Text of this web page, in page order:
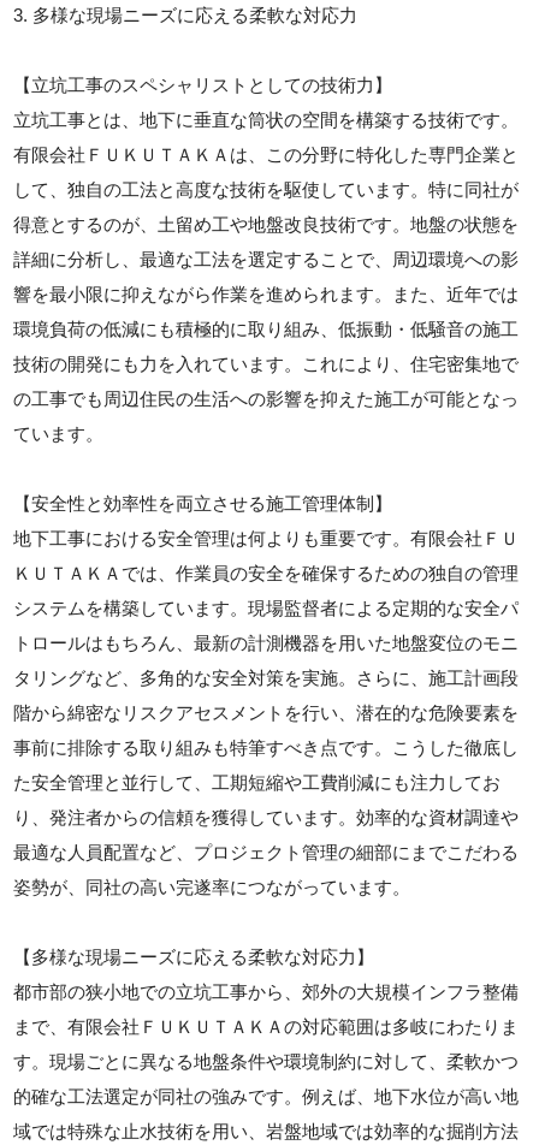
3. 多様な現場ニーズに応える柔軟な対応力
【立坑工事のスペシャリストとしての技術力】
立坑工事とは、地下に垂直な筒状の空間を構築する技術です。
有限会社ＦＵＫＵＴＡＫＡは、この分野に特化した専門企業と
して、独自の工法と高度な技術を駆使しています。特に同社が
得意とするのが、土留め工や地盤改良技術です。地盤の状態を
詳細に分析し、最適な工法を選定することで、周辺環境への影
響を最小限に抑えながら作業を進められます。また、近年では
環境負荷の低減にも積極的に取り組み、低振動・低騒音の施工
技術の開発にも力を入れています。これにより、住宅密集地で
の工事でも周辺住民の生活への影響を抑えた施工が可能となっ
ています。
【安全性と効率性を両立させる施工管理体制】
地下工事における安全管理は何よりも重要です。有限会社ＦＵ
ＫＵＴＡＫＡでは、作業員の安全を確保するための独自の管理
システムを構築しています。現場監督者による定期的な安全パ
トロールはもちろん、最新の計測機器を用いた地盤変位のモニ
タリングなど、多角的な安全対策を実施。さらに、施工計画段
階から綿密なリスクアセスメントを行い、潜在的な危険要素を
事前に排除する取り組みも特筆すべき点です。こうした徹底し
た安全管理と並行して、工期短縮や工費削減にも注力してお
り、発注者からの信頼を獲得しています。効率的な資材調達や
最適な人員配置など、プロジェクト管理の細部にまでこだわる
姿勢が、同社の高い完遂率につながっています。
【多様な現場ニーズに応える柔軟な対応力】
都市部の狭小地での立坑工事から、郊外の大規模インフラ整備
まで、有限会社ＦＵＫＵＴＡＫＡの対応範囲は多岐にわたりま
す。現場ごとに異なる地盤条件や環境制約に対して、柔軟かつ
的確な工法選定が同社の強みです。例えば、地下水位が高い地
域では特殊な止水技術を用い、岩盤地域では効率的な掘削方法